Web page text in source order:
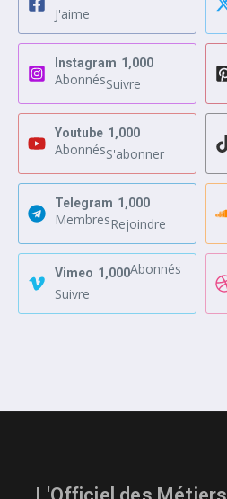
J'aime
Instagram 1,000
AbonnésSuivre
Youtube 1,000
AbonnésS'abonner
Telegram 1,000
MembresRejoindre
Vimeo 1,000Abonnés
Suivre